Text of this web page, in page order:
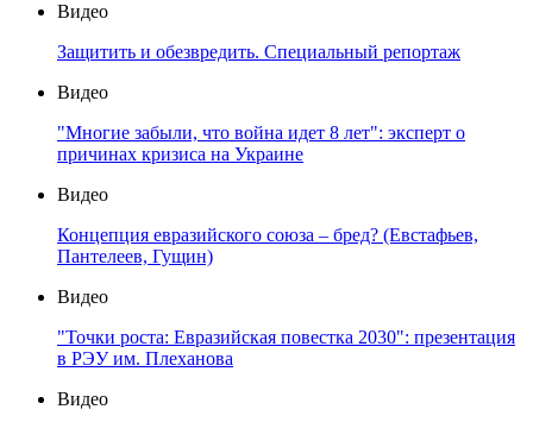
Видео
Защитить и обезвредить. Специальный репортаж
Видео
"Многие забыли, что война идет 8 лет": эксперт о
причинах кризиса на Украине
Видео
Концепция евразийского союза – бред? (Евстафьев,
Пантелеев, Гущин)
Видео
"Точки роста: Евразийская повестка 2030": презентация
в РЭУ им. Плеханова
Видео